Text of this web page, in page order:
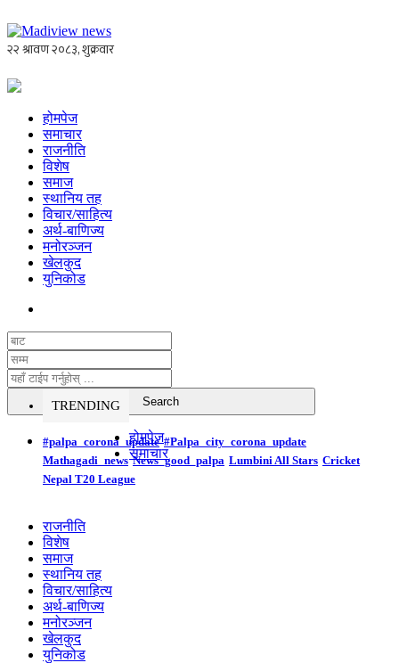
होमपेज
समाचार
राजनीति
विशेष
समाज
स्थानिय तह
विचार/साहित्य
अर्थ-बाणिज्य
मनोरञ्जन
खेलकुद
युनिकोड
TRENDING
#palpa_corona_update #Palpa_city_corona_update
Mathagadi_news News_good_palpa Lumbini All Stars Cricket
Nepal T20 League
होमपेज
समाचार
राजनीति
विशेष
समाज
स्थानिय तह
विचार/साहित्य
अर्थ-बाणिज्य
मनोरञ्जन
खेलकुद
युनिकोड